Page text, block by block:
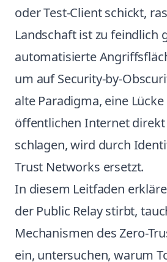
oder Test-Client schickt,
Landschaft ist zu feindlich
automatisierte
um auf Security-by-
alte Paradigma, eine
öffentlichen Internet direkt
schlagen, wird durch
Trust Networks ersetzt.
In diesem Leitfaden
der Public Relay stirbt,
Mechanismen des Zero-
ein, untersuchen, warum